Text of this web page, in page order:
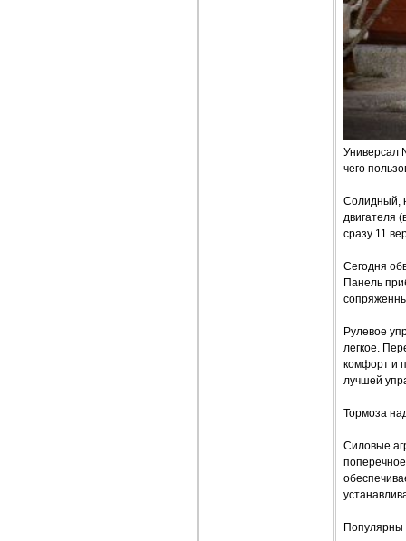
Универсал
чего
Солидный,
двигателя
сразу 11
Сегодня
Панель
Рулевое
легкое.
комфорт и
лучшей
Тормоза
Силовые
Популярны